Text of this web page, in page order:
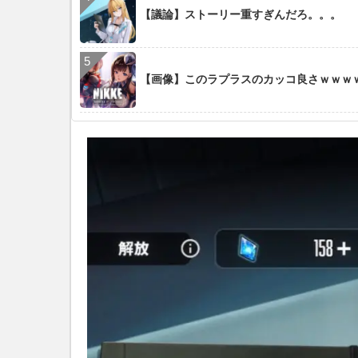
【議論】ストーリー重すぎんだろ。。。
【画像】このラプラスのカッコ良さｗｗｗ